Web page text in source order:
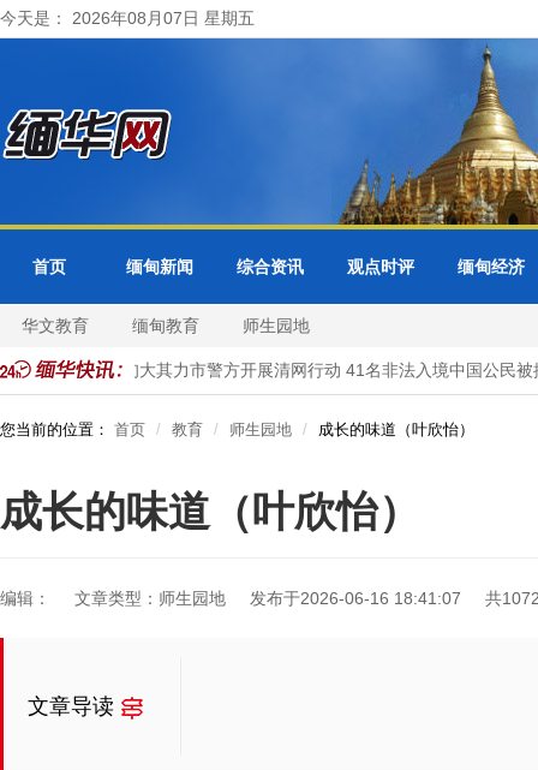
今天是： 2026年08月07日 星期五
首页 缅甸新闻 综合资讯 观点时评 缅甸经济
华文教育 缅甸教育 师生园地
受理 缅甸大其力市警方开展清网行动 41名非法入境中国公民被抓
您当前的位置： 首页 教育 师生园地 成长的味道（叶欣怡）
成长的味道（叶欣怡）
编辑： 文章类型：师生园地 发布于2026-06-16 18:41:07 共
文章导读